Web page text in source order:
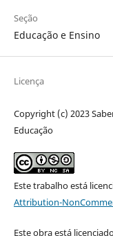
Seção
Educação e Ensino
Licença
Copyright (c) 2023
Educação
Este trabalho está
Attribution-
Este obra está